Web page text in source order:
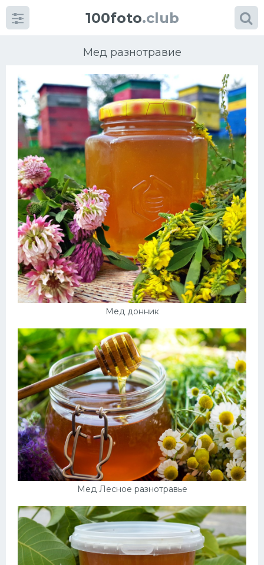
100foto.club
Мед разнотравие
Мед донник
Мед Лесное разнотравье
Категориикартинок
Супы
Мясные блюда
Печенье
Салат
Выпечка
Десерт
Напитки
Дизайн комнаты